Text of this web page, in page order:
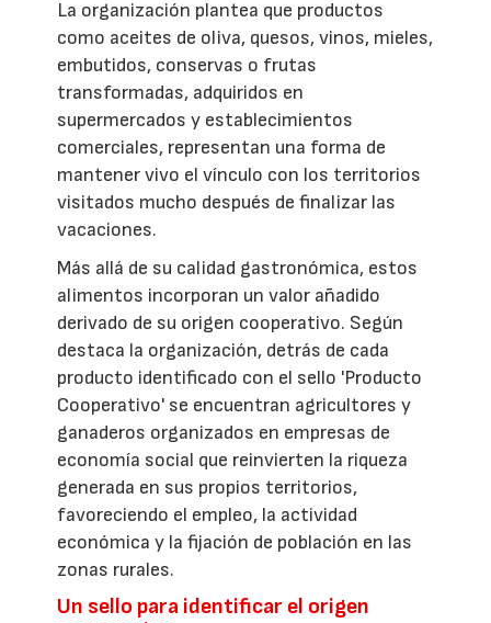
La organización plantea que productos
como aceites de oliva, quesos, vinos, mieles,
embutidos, conservas o frutas
transformadas, adquiridos en
supermercados y establecimientos
comerciales, representan una forma de
mantener vivo el vínculo con los territorios
visitados mucho después de finalizar las
vacaciones.
Más allá de su calidad gastronómica, estos
alimentos incorporan un valor añadido
derivado de su origen cooperativo. Según
destaca la organización, detrás de cada
producto identificado con el sello 'Producto
Cooperativo' se encuentran agricultores y
ganaderos organizados en empresas de
economía social que reinvierten la riqueza
generada en sus propios territorios,
favoreciendo el empleo, la actividad
económica y la fijación de población en las
zonas rurales.
Un sello para identificar el origen